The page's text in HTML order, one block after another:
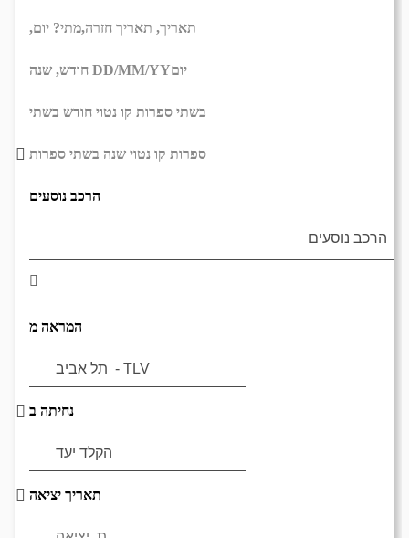
תאריך, תאריך חזרה,מתי? יום,
DD/MM/YYיום
בשתי ספרות קו נטוי חודש בשתי
ספרות קו נטוי שנה בשתי ספרות
הרכב נוסעים
המראה מ
נחיתה ב
תאריך יציאה